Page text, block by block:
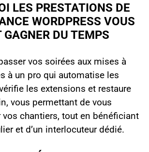
LES PRESTATIONS DE
WORDPRESS VOUS
GAGNER DU TEMPS
vos soirées aux mises à
à un pro qui automatise les
les extensions et restaure
vous permettant de vous
vos chantiers, tout en bénéficiant
et d’un interlocuteur dédié.